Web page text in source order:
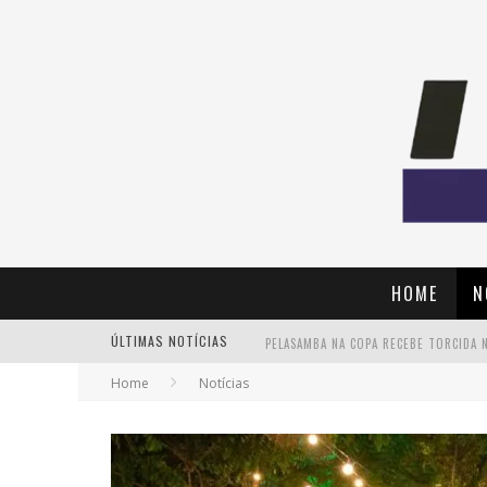
HOME
ÚLTIMAS NOTÍCIAS
Home Notícias